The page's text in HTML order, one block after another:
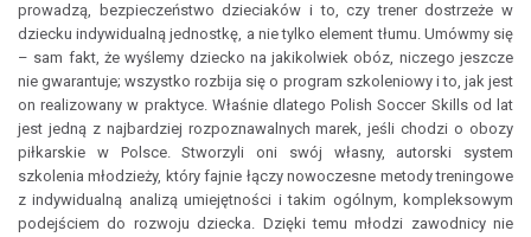
prowadzą, bezpieczeństwo dzieciaków i to, czy trener dostrzeże w
dziecku indywidualną jednostkę, a nie tylko element tłumu. Umówmy się
– sam fakt, że wyślemy dziecko na jakikolwiek obóz, niczego jeszcze
nie gwarantuje; wszystko rozbija się o program szkoleniowy i to, jak jest
on realizowany w praktyce. Właśnie dlatego Polish Soccer Skills od lat
jest jedną z najbardziej rozpoznawalnych marek, jeśli chodzi o obozy
piłkarskie w Polsce. Stworzyli oni swój własny, autorski system
szkolenia młodzieży, który fajnie łączy nowoczesne metody treningowe
z indywidualną analizą umiejętności i takim ogólnym, kompleksowym
podejściem do rozwoju dziecka. Dzięki temu młodzi zawodnicy nie